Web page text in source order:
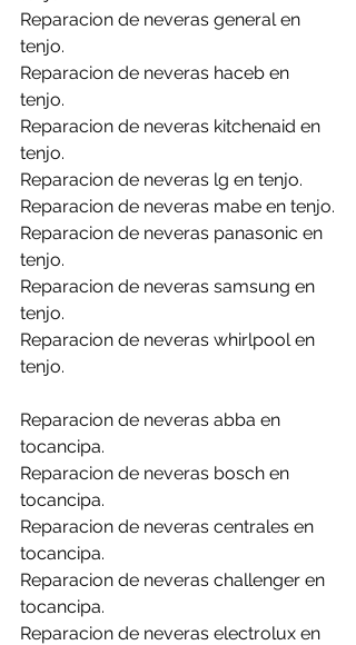
Reparacion de neveras general en
tenjo.
Reparacion de neveras haceb en
tenjo.
Reparacion de neveras kitchenaid en
tenjo.
Reparacion de neveras lg en tenjo.
Reparacion de neveras mabe en tenjo.
Reparacion de neveras panasonic en
tenjo.
Reparacion de neveras samsung en
tenjo.
Reparacion de neveras whirlpool en
tenjo.
Reparacion de neveras abba en
tocancipa.
Reparacion de neveras bosch en
tocancipa.
Reparacion de neveras centrales en
tocancipa.
Reparacion de neveras challenger en
tocancipa.
Reparacion de neveras electrolux en